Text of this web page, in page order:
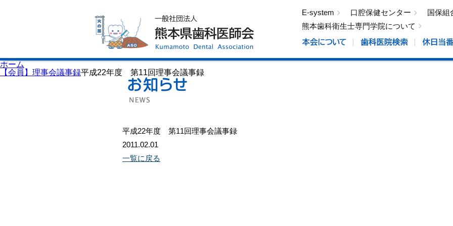
E-system 口腔保健センター
国保組
熊本歯科衛生士専門学院について
ホーム
【会員】理事会議事録平成22年度 第11回理事会議事録
平成22年度 第11回理事会議事録
2011.02.01
一覧に戻る
歯科医院検索
休日当番医
イベント案内
歯の豆知識
口腔保健センター
国保組合からのお知らせ
熊本歯科衛生士専門学院
会員専用ページ
プライバシーポリシー
サイトマップ